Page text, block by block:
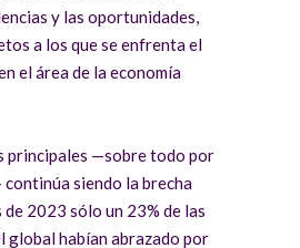
y las oportunidades,
a los que se enfrenta el
el área de la economía
principales —sobre todo por
siendo la brecha
2023 sólo un 23% de las
global habían abrazado por